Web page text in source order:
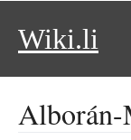
Wiki.li
Alborán-